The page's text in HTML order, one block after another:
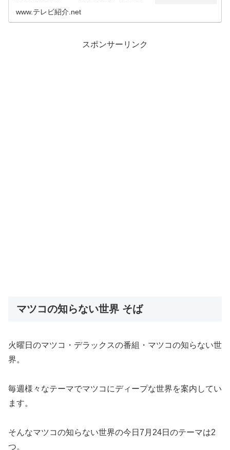
る最強においしい乾...
www.テレビ紹介.net
スポンサーリンク
マツコの知らない世界 そば
火曜日のマツコ・デラックスの番組・マツコの知らない世
界。
毎週様々なテーマでマツコにディープな世界を案内してい
ます。
そんなマツコの知らない世界の今日7月24日のテーマは2
つ。